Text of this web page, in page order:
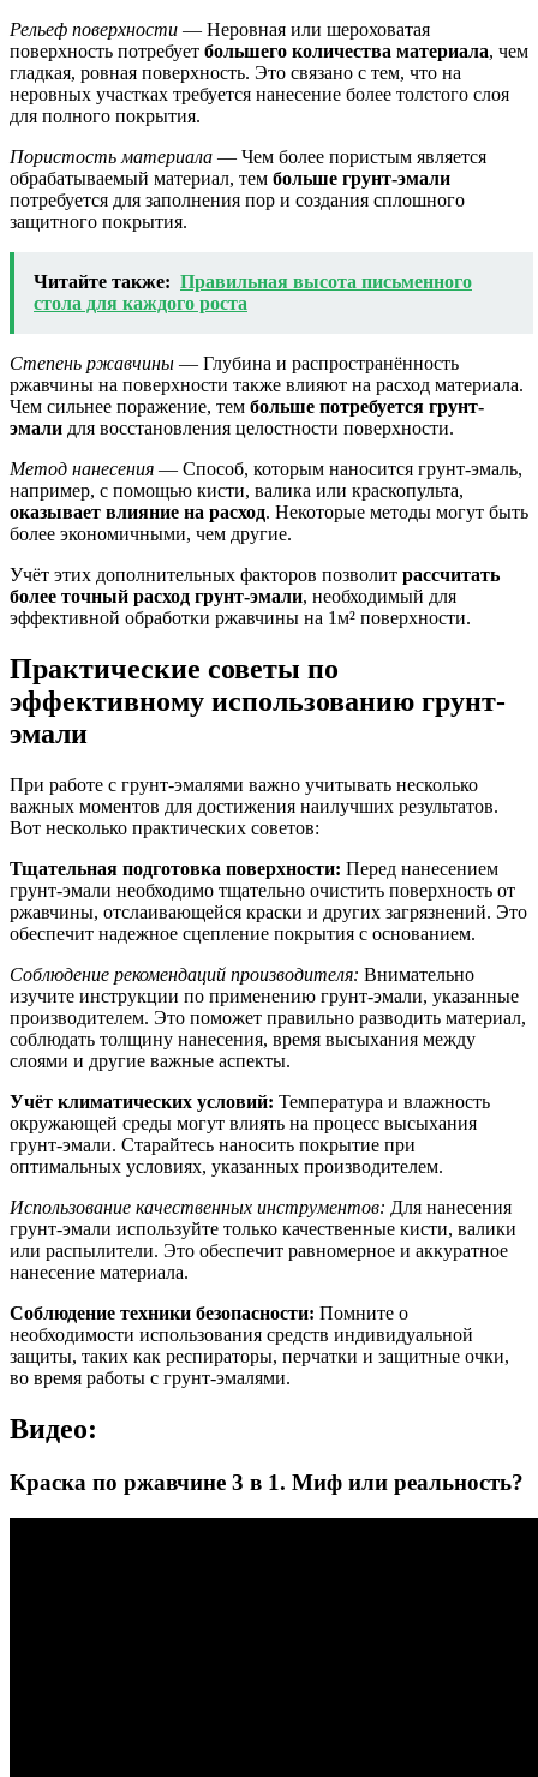
Рельеф поверхности — Неровная или шероховатая
поверхность потребует большего количества материала, чем
гладкая, ровная поверхность. Это связано с тем, что на
неровных участках требуется нанесение более толстого слоя
для полного покрытия.
Пористость материала — Чем более пористым является
обрабатываемый материал, тем больше грунт-эмали
потребуется для заполнения пор и создания сплошного
защитного покрытия.
Читайте также: Правильная высота письменного
стола для каждого роста
Степень ржавчины — Глубина и распространённость
ржавчины на поверхности также влияют на расход материала.
Чем сильнее поражение, тем больше потребуется грунт-
эмали для восстановления целостности поверхности.
Метод нанесения — Способ, которым наносится грунт-эмаль,
например, с помощью кисти, валика или краскопульта,
оказывает влияние на расход. Некоторые методы могут быть
более экономичными, чем другие.
Учёт этих дополнительных факторов позволит рассчитать
более точный расход грунт-эмали, необходимый для
эффективной обработки ржавчины на 1м² поверхности.
Практические советы по
эффективному использованию грунт-
эмали
При работе с грунт-эмалями важно учитывать несколько
важных моментов для достижения наилучших результатов.
Вот несколько практических советов:
Тщательная подготовка поверхности: Перед нанесением
грунт-эмали необходимо тщательно очистить поверхность от
ржавчины, отслаивающейся краски и других загрязнений. Это
обеспечит надежное сцепление покрытия с основанием.
Соблюдение рекомендаций производителя: Внимательно
изучите инструкции по применению грунт-эмали, указанные
производителем. Это поможет правильно разводить материал,
соблюдать толщину нанесения, время высыхания между
слоями и другие важные аспекты.
Учёт климатических условий: Температура и влажность
окружающей среды могут влиять на процесс высыхания
грунт-эмали. Старайтесь наносить покрытие при
оптимальных условиях, указанных производителем.
Использование качественных инструментов: Для нанесения
грунт-эмали используйте только качественные кисти, валики
или распылители. Это обеспечит равномерное и аккуратное
нанесение материала.
Соблюдение техники безопасности: Помните о
необходимости использования средств индивидуальной
защиты, таких как респираторы, перчатки и защитные очки,
во время работы с грунт-эмалями.
Видео:
Краска по ржавчине 3 в 1. Миф или реальность?